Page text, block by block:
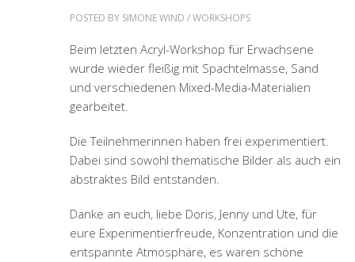
POSTED BY SIMONE WIND /WORKSHOPS
Beim letzten Acryl-Workshop für Erwachsene
wurde wieder fleißig mit Spachtelmasse, Sand
und verschiedenen Mixed-Media-Materialien
gearbeitet.
Die Teilnehmerinnen haben frei experimentiert.
Dabei sind sowohl thematische Bilder als auch ein
abstraktes Bild entstanden.
Danke an euch, liebe Doris, Jenny und Ute, für
eure Experimentierfreude, Konzentration und die
entspannte Atmosphäre, es waren schöne